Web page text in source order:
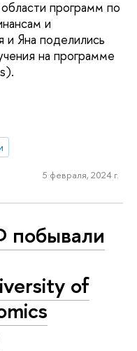
программ по
и
Яна поделились
на программе
5 февраля, 2024 г.
of